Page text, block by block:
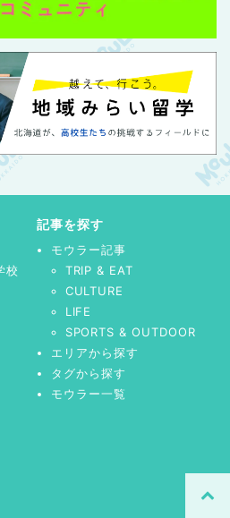
校
記事を探す
モウラー記事
TRIP & EAT
CULTURE
LIFE
SPORTS & OUTDOOR
エリアから探す
タグから探す
モウラー一覧